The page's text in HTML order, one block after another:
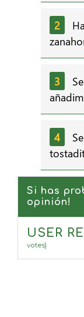
Si has
opinión!
USER
votes)